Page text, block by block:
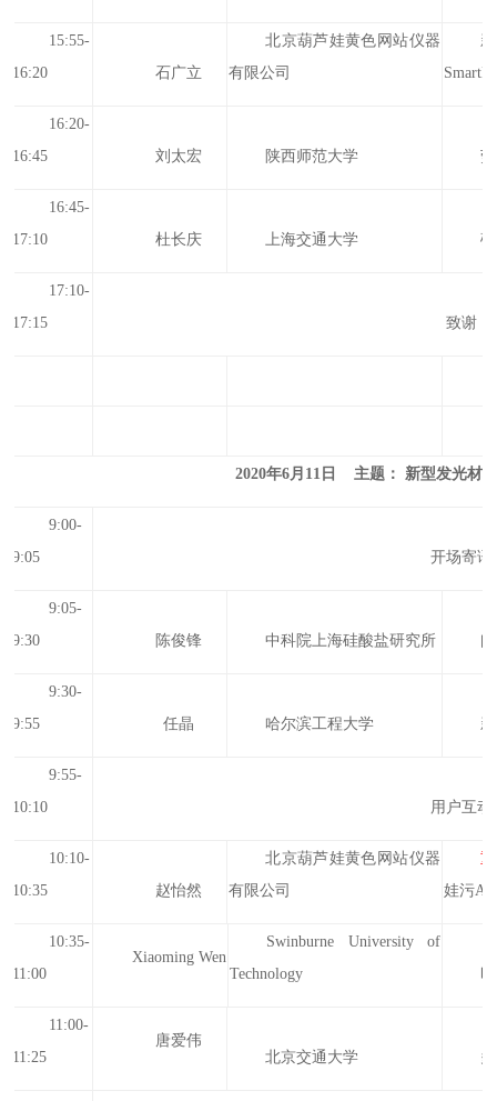
15:55-
16:20
石广立
北京葫芦娃黄色网站仪器
有限公司
SmartF
16:20-
16:45
刘太宏 陕西师范大学
16:45-
17:1 0 杜长庆 上海交通大学
17:10-
17:15 致谢
2020年6月11日 主题： 新型发光材
9:00-
9:05
开场寄语
9:05-
9:30
陈俊锋 中科院上海硅酸盐研究所
9:30-
9:55
任晶 哈尔滨工程大学
9:55-
10:10
用户互动
10:10-
10:35
赵怡然
北京葫芦娃黄色网站仪器
有限公司
娃污
10:35-
11:00
Xiaoming Wen
Swinburne University of
Technology
11:00-
11:25
唐爱伟
北京交通大学